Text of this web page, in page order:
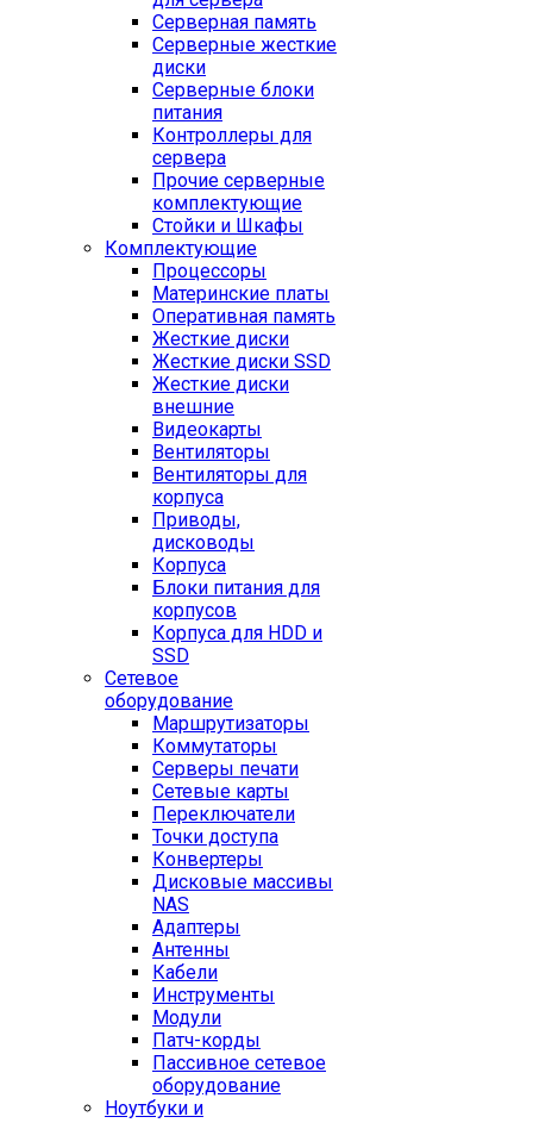
Серверная память
Серверные жесткие
диски
Серверные блоки
питания
Контроллеры для
сервера
Прочие серверные
комплектующие
Стойки и Шкафы
Комплектующие
Процессоры
Материнские платы
Оперативная память
Жесткие диски
Жесткие диски SSD
Жесткие диски
внешние
Видеокарты
Вентиляторы
Вентиляторы для
корпуса
Приводы,
дисководы
Корпуса
Блоки питания для
корпусов
Корпуса для HDD и
SSD
Сетевое
оборудование
Маршрутизаторы
Коммутаторы
Серверы печати
Сетевые карты
Переключатели
Точки доступа
Конвертеры
Дисковые массивы
NAS
Адаптеры
Антенны
Кабели
Инструменты
Модули
Патч-корды
Пассивное сетевое
оборудование
Ноутбуки и